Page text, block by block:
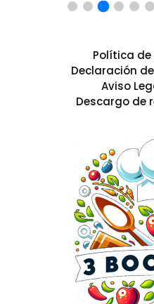
Política de
Declaración
Aviso
Descargo de